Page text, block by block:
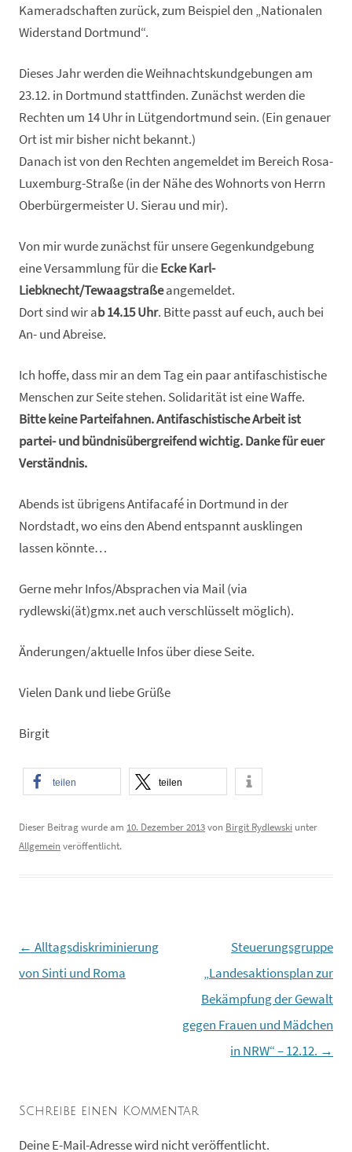
Kameradschaften zurück, zum Beispiel den „Nationalen
Widerstand Dortmund“.
Dieses Jahr werden die Weihnachtskundgebungen am
23.12. in Dortmund stattfinden. Zunächst werden die
Rechten um 14 Uhr in Lütgendortmund sein. (Ein genauer
Ort ist mir bisher nicht bekannt.)
Danach ist von den Rechten angemeldet im Bereich Rosa-
Luxemburg-Straße (in der Nähe des Wohnorts von Herrn
Oberbürgermeister U. Sierau und mir).
Von mir wurde zunächst für unsere Gegenkundgebung
eine Versammlung für dieEcke Karl-
Liebknecht/Tewaagstraßeangemeldet.
Dort sind wir ab 14.15 Uhr. Bitte passt auf euch, auch bei
An- und Abreise.
Ich hoffe, dass mir an dem Tag ein paar antifaschistische
Menschen zur Seite stehen. Solidarität ist eine Waffe.
Bitte keine Parteifahnen. Antifaschistische Arbeit ist
partei- und bündnisübergreifend wichtig. Danke für euer
Verständnis.
Abends ist übrigens Antifacafé in Dortmund in der
Nordstadt, wo eins den Abend entspannt ausklingen
lassen könnte…
Gerne mehr Infos/Absprachen via Mail (via
rydlewski(ät)gmx.net auch verschlüsselt möglich).
Änderungen/aktuelle Infos über diese Seite.
Vielen Dank und liebe Grüße
Birgit
teilen teilen
Dieser Beitrag wurde am 10. Dezember 2013von Birgit Rydlewski unter
Allgemein veröffentlicht.
Beitragsnavigation
← Alltagsdiskriminierung
von Sinti und Roma
Steuerungsgruppe
„Landesaktionsplan zur
Bekämpfung der Gewalt
gegen Frauen und Mädchen
in NRW“ – 12.12. →
Schreibe einen Kommentar
Deine E-Mail-Adresse wird nicht veröffentlicht.